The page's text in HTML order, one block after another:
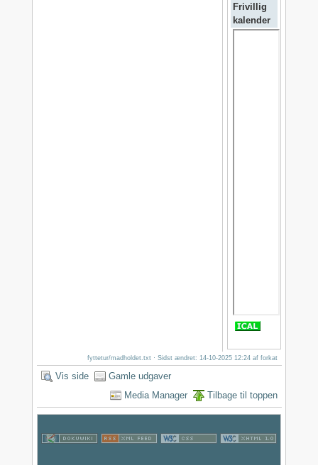
Frivillig
kalender
fyttetur/madholdet.txt · Sidst ændret: 14-10-2025 12:24 afforkat
Vis side
Gamle udgaver
Media Manager
Tilbage til toppen